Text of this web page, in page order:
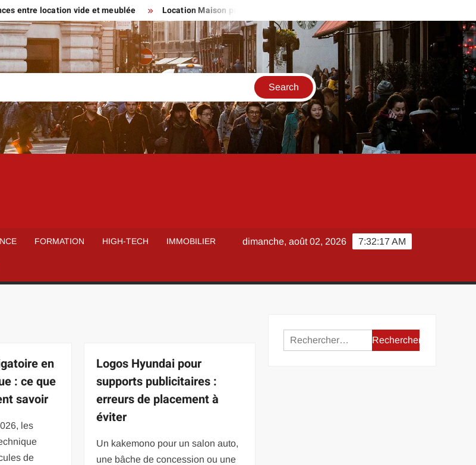
vide et meublée Location Maison particulier autour de moi : stratégies pour être le premier sur les
FORMATION HIGH-TECH IMMOBILIER 7:32:18 AM
dimanche, août 02, 2026
en
: ce que
savoir
les
de
Logos Hyundai pour
supports publicitaires :
erreurs de placement à
éviter
Un kakemono pour un salon auto,
une bâche de concession ou une
Rechercher :